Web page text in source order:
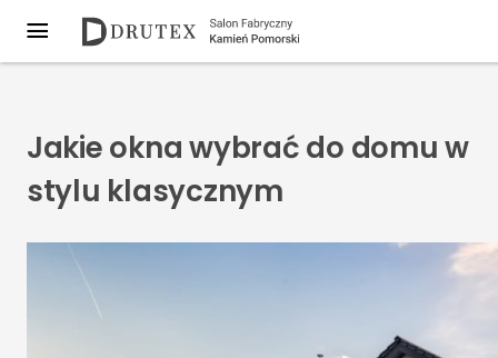
Jakie okna wybrać do domu w
stylu klasycznym